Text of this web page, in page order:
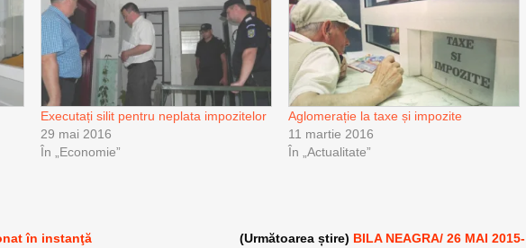
Executați silit pentru neplata impozitelor
29 mai 2016
În „Economie”
Aglomerație la taxe și impozite
11 martie 2016
În „Actualitate”
în instanţă
(Următoarea știre) BILA NEAGRA/ 26 MAI 2015-